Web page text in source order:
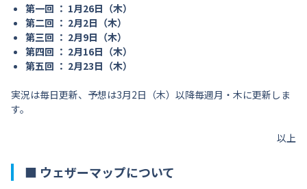
第一回 ： 1月26日（木）
第二回 ： 2月2日（木）
第三回 ： 2月9日（木）
第四回 ： 2月16日（木）
第五回 ： 2月23日（木）
実況は毎日更新、予想は3月2日（木）以降毎週月・木に更新しま
す。
以上
■ ウェザーマップについて